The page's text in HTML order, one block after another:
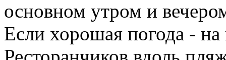
основном утром и
Если хорошая погода -